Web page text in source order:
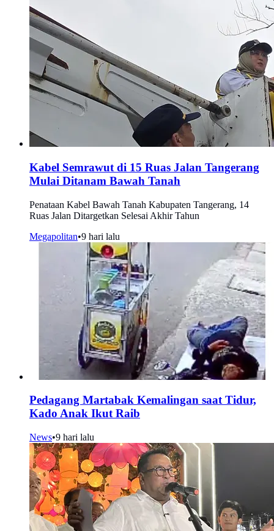
Kabel Semrawut di 15 Ruas Jalan Tangerang
Mulai Ditanam Bawah Tanah
Penataan Kabel Bawah Tanah Kabupaten Tangerang, 14
Ruas Jalan Ditargetkan Selesai Akhir Tahun
Megapolitan•9 hari lalu
Pedagang Martabak Kemalingan saat Tidur,
Kado Anak Ikut Raib
News•9 hari lalu